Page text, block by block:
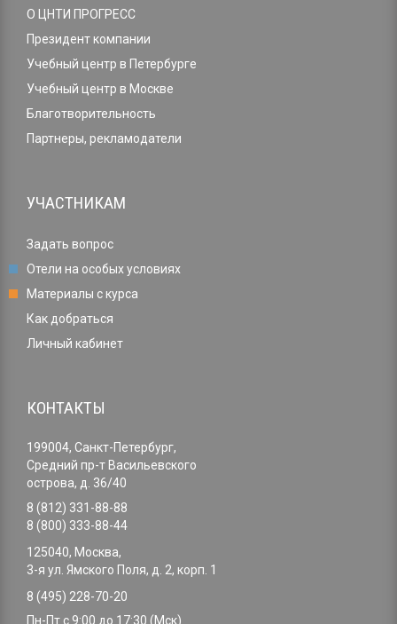
О ЦНТИ ПРОГРЕСС
Президент компании
Учебный центр в Петербурге
Учебный центр в Москве
Благотворительность
Партнеры, рекламодатели
УЧАСТНИКАМ
Задать вопрос
Отели на особых условиях
Материалы с курса
Как добраться
Личный кабинет
КОНТАКТЫ
199004, Санкт-Петербург,
Средний пр-т Васильевского
острова, д. 36/40
8 (812) 331-88-88
8 (800) 333-88-44
125040, Москва,
3-я ул. Ямского Поля, д. 2, корп. 1
8 (495) 228-70-20
Пн-Пт с 9:00 до 17:30 (Мск)